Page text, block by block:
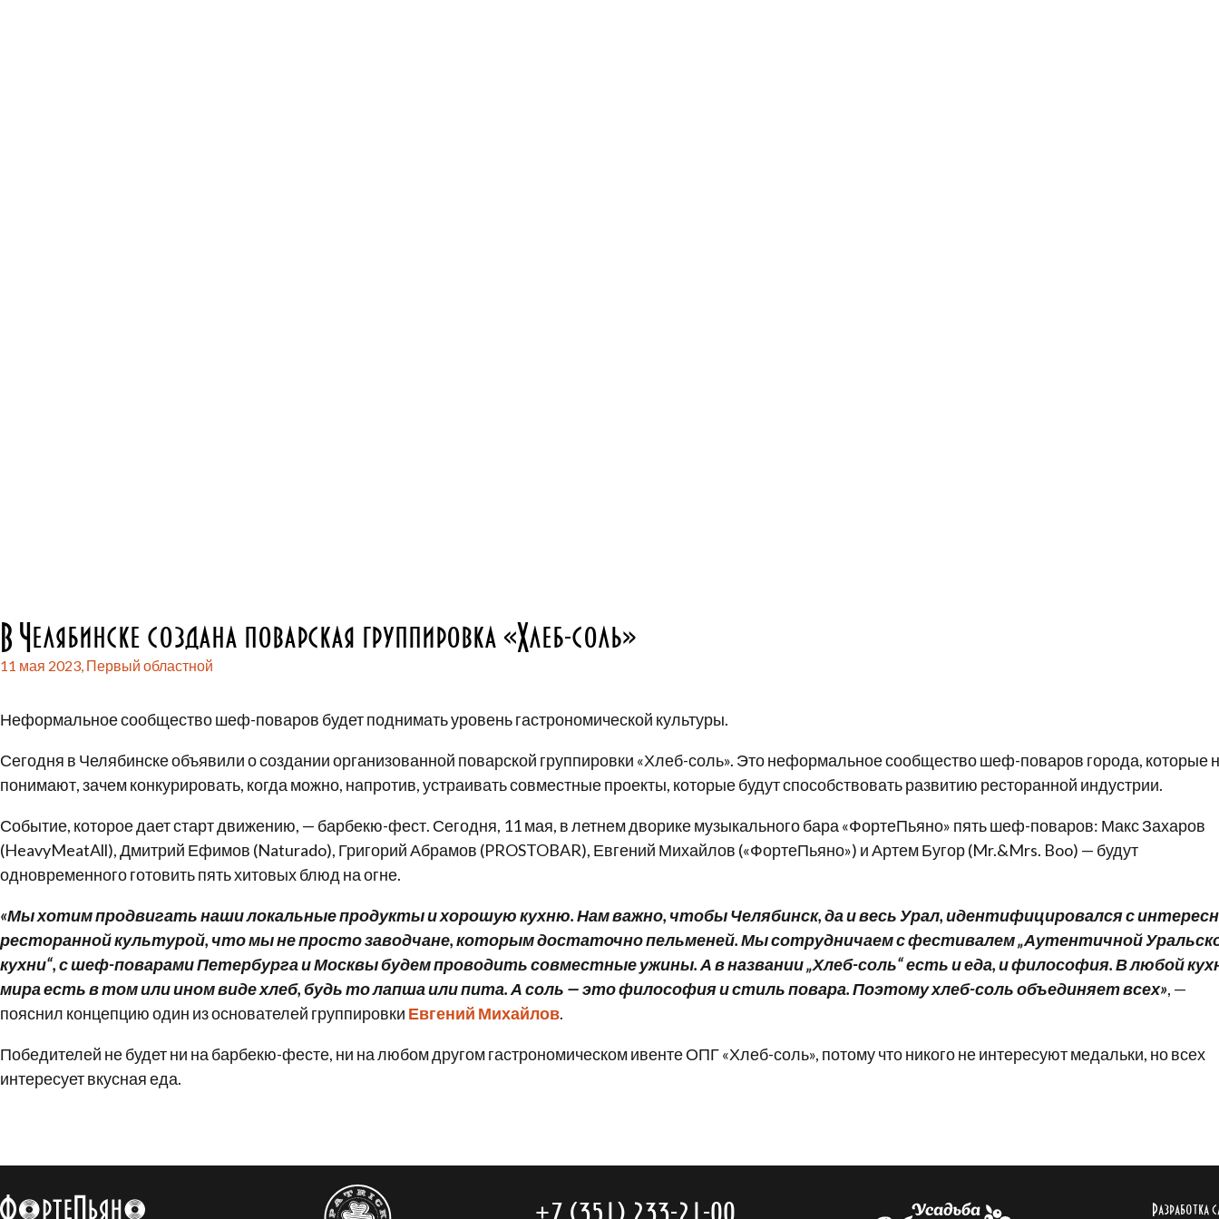
В Челябинске создана поварская группировка «Хлеб-соль»
11 мая 2023, Первый областной
Неформальное сообщество шеф-поваров будет поднимать уровень гастрономической культуры.
Сегодня в Челябинске объявили о создании организованной поварской группировки «Хлеб-соль». Это неформальное сообщество шеф-поваров города, которые
понимают, зачем конкурировать, когда можно, напротив, устраивать совместные проекты, которые будут способствовать развитию ресторанной индустрии.
Событие, которое дает старт движению, — барбекю-фест. Сегодня, 11 мая, в летнем дворике музыкального бара «ФортеПьяно» пять шеф-поваров: Макс Захаров
(HeavyMeatAll), Дмитрий Ефимов (Naturado), Григорий Абрамов (PROSTOBAR), Евгений Михайлов («ФортеПьяно») и Артем Бугор (Mr.&Mrs. Boo) — будут
одновременного готовить пять хитовых блюд на огне.
«Мы хотим продвигать наши локальные продукты и хорошую кухню. Нам важно, чтобы Челябинск, да и весь Урал, идентифицировался с
ресторанной культурой, что мы не просто заводчане, которым достаточно пельменей. Мы сотрудничаем с фестивалем „Аутентичной
кухни“, с шеф-поварами Петербурга и Москвы будем проводить совместные ужины. А в названии „Хлеб-соль“ есть и еда, и философия. В любой
мира есть в том или ином виде хлеб, будь то лапша или пита. А соль — это философия и стиль повара. Поэтому хлеб-соль объединяет всех», —
пояснил концепцию один из основателей группировки Евгений Михайлов.
Победителей не будет ни на барбекю-фесте, ни на любом другом гастрономическом ивенте ОПГ «Хлеб-соль», потому что никого не интересуют медальки, но всех
интересует вкусная еда.
Разработка